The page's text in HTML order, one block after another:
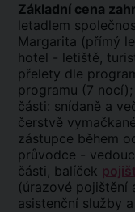
Základní cena
letadlem
Margarita (přímý
hotel - letiště,
přelety dle
programu (7
části: snídaně a
čerstvě
zástupce během
průvodce -
části, balíček
(úrazové pojištění
asistenční služby